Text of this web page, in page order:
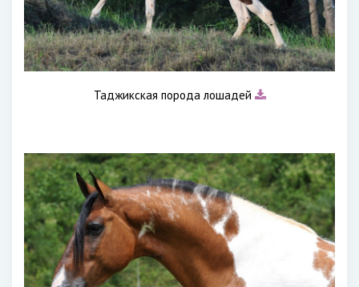
Таджикская порода лошадей